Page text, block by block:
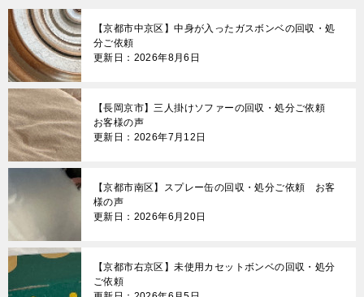
【京都市中京区】中身が入ったガスボンベの回収・処
分ご依頼
更新日：2026年8月6日
【長岡京市】三人掛けソファーの回収・処分ご依頼
お客様の声
更新日：2026年7月12日
【京都市南区】スプレー缶の回収・処分ご依頼 お客
様の声
更新日：2026年6月20日
【京都市右京区】未使用カセットボンベの回収・処分
ご依頼